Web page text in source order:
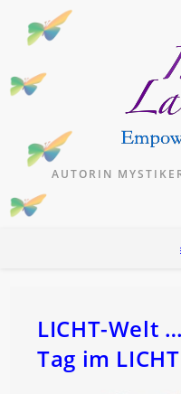
Inhalt
AUTORIN
LICHT-Welt
Tag im